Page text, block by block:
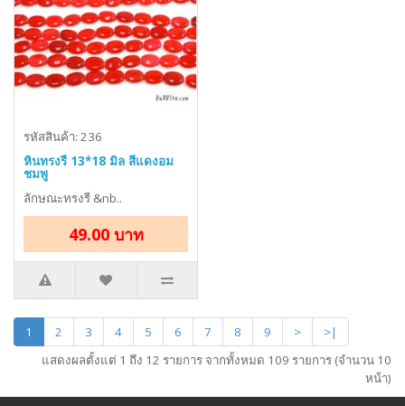
รหัสสินค้า: 236
หินทรงรี 13*18 มิล สีแดงอม
ชมพู
ลักษณะทรงรี &nb..
49.00 บาท
1 2 3 4 5 6 7 8 9 >
>|
แสดงผลตั้งแต่ 1 ถึง 12 รายการ จากทั้งหมด 109 รายการ (จำนวน 10
หน้า)